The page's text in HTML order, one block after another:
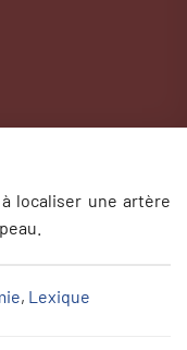
localiser une artère
, Lexique